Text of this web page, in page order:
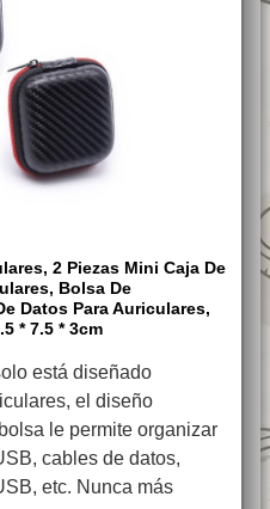
2 Piezas Mini Caja De
Bolsa De
Datos Para Auriculares,
* 7.5 * 3cm
está diseñado
el diseño
le permite organizar
cables de datos,
etc. Nunca más